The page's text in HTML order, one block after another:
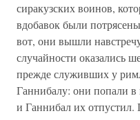
сиракузских воинов,
вдобавок были
вот, они вышли
случайности оказались
прежде служивших у
Ганнибалу: они попали в
и Ганнибал их отпустил.